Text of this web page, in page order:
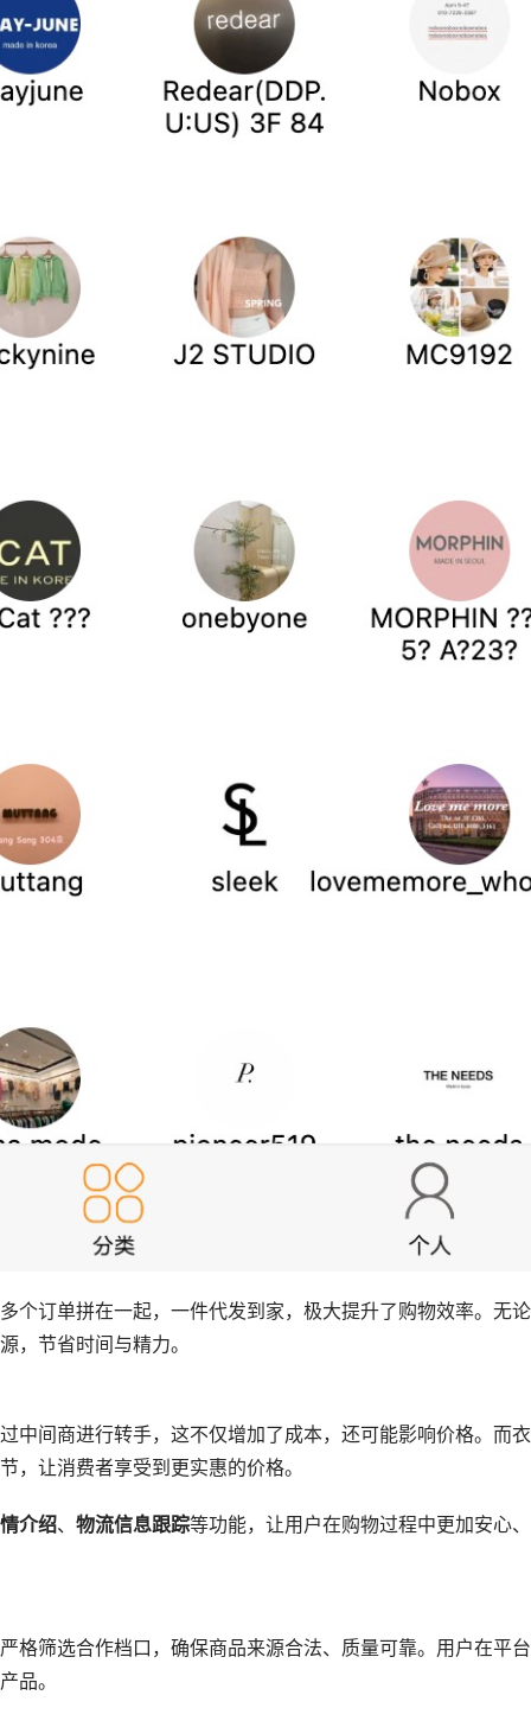
个订单拼在一起，一件代发到家，极大提升了购物效率。无
，节省时间与精力。
中间商进行转手，这不仅增加了成本，还可能影响价格。而
，让消费者享受到更实惠的价格。
介绍、 物流信息跟踪等功能，让用户在购物过程中更加安心
格筛选合作档口，确保商品来源合法、质量可靠。用户在平
品。